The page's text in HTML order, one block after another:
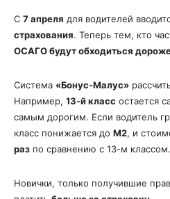
С 7 апреля для водителей
страхования. Теперь тем, кто
ОСАГО будут обходиться
Система «Бонус-Малус»
Например, 13-й класс остается
самым дорогим. Если водитель
класс понижается до М2, и
раз по сравнению с 13-м классом.
Новички, только получившие